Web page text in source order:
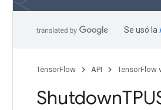
Se usó la
TensorFlow API TensorFlow
Shutdown